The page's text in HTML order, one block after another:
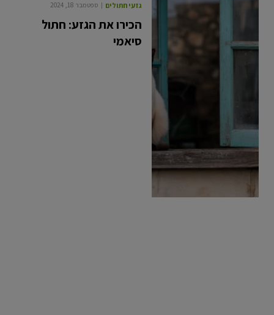
גזעי חתולים ספטמבר 18, 2024
הכירו את הגזע: חתול
סיאמי